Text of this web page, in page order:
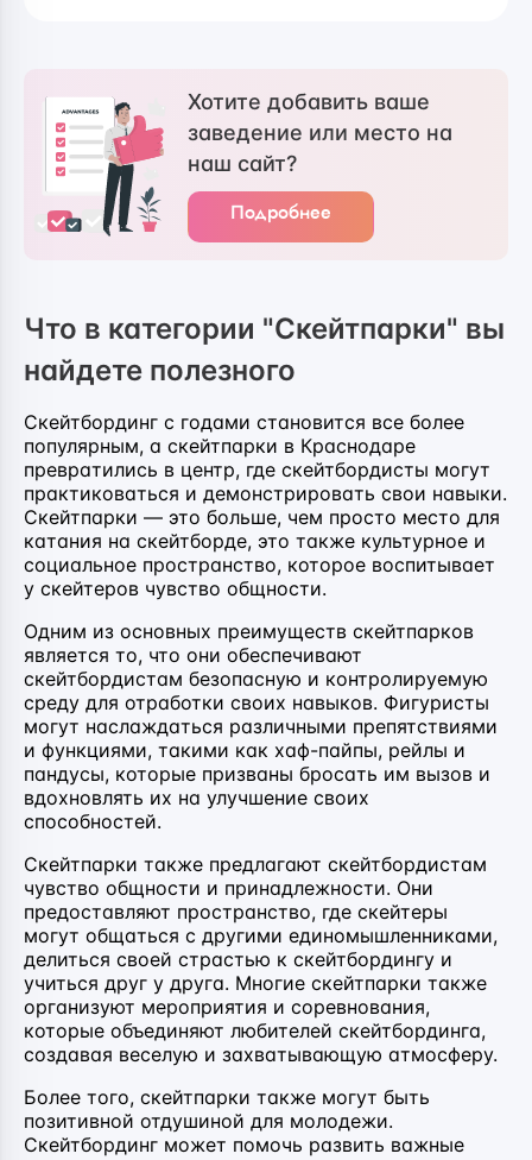
Хотите добавить ваше
заведение или место на
наш сайт?
Подробнее
Что в категории "Скейтпарки" вы
найдете полезного
Скейтбординг с годами становится все более
популярным, а скейтпарки в Краснодаре
превратились в центр, где скейтбордисты могут
практиковаться и демонстрировать свои навыки.
Скейтпарки — это больше, чем просто место для
катания на скейтборде, это также культурное и
социальное пространство, которое воспитывает
у скейтеров чувство общности.
Одним из основных преимуществ скейтпарков
является то, что они обеспечивают
скейтбордистам безопасную и контролируемую
среду для отработки своих навыков. Фигуристы
могут наслаждаться различными препятствиями
и функциями, такими как хаф-пайпы, рейлы и
пандусы, которые призваны бросать им вызов и
вдохновлять их на улучшение своих
способностей.
Скейтпарки также предлагают скейтбордистам
чувство общности и принадлежности. Они
предоставляют пространство, где скейтеры
могут общаться с другими единомышленниками,
делиться своей страстью к скейтбордингу и
учиться друг у друга. Многие скейтпарки также
организуют мероприятия и соревнования,
которые объединяют любителей скейтбординга,
создавая веселую и захватывающую атмосферу.
Более того, скейтпарки также могут быть
позитивной отдушиной для молодежи.
Скейтбординг может помочь развить важные